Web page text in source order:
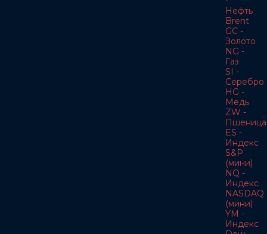
Нефть
Brent
GC -
Золото
NG -
Газ
SI -
Серебро
HG -
Медь
ZW -
Пшеница
ES -
Индекс
S&P
(мини)
NQ -
Индекс
NASDAQ
(мини)
YM -
Индекс